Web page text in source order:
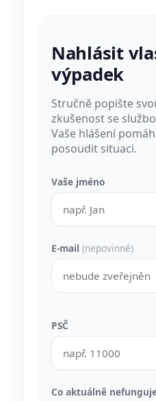
Nahlásit
výpadek
Stručně popište
zkušenost se
Vaše hlášení
posoudit situaci.
Vaše jméno
E-mail (nepovinné)
PSČ
Co aktuálně